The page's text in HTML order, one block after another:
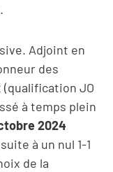
Adjoint en
des
(qualification JO
à temps plein
2024
à un nul 1-1
de la